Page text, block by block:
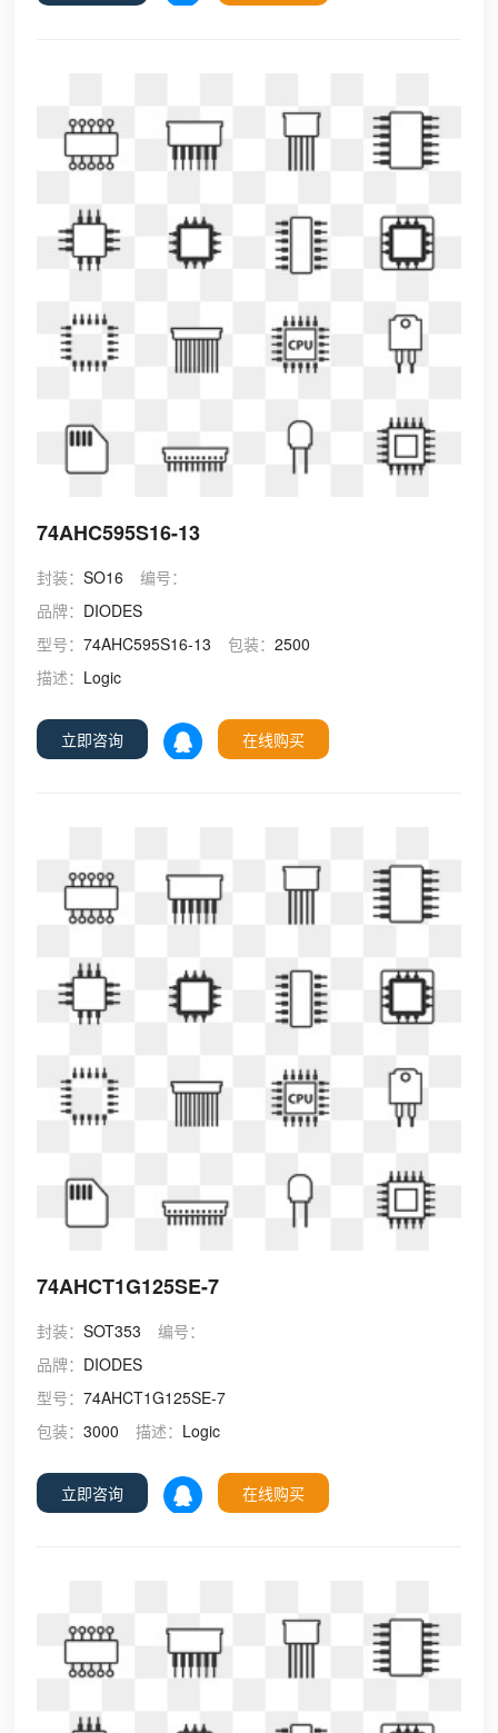
74AHC595S16-13
封装：SO16
编号：
品牌： DIODES
型号：74AHC595S16-13 包装：2500
描述： Logic
立即咨询 在线购买
74AHCT1G125SE-7
封装：SOT353
编号：
品牌： DIODES
型号：74AHCT1G125SE-7
包装：3000 描述： Logic
立即咨询 在线购买